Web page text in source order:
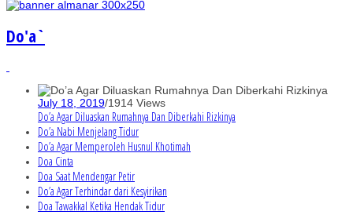
Do'a`
July 18, 2019/1914 Views
Do’a Agar Diluaskan Rumahnya Dan Diberkahi Rizkinya
Do’a Nabi Menjelang Tidur
Do’a Agar Memperoleh Husnul Khotimah
Doa Cinta
Doa Saat Mendengar Petir
Do’a Agar Terhindar dari Kesyirikan
Doa Tawakkal Ketika Hendak Tidur